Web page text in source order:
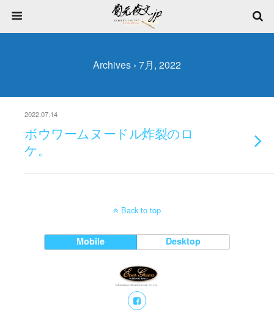
Archives › 7月, 2022
2022.07.14
ボウワームヌードル炸裂のロ
ケ。
Back to top
Mobile Desktop